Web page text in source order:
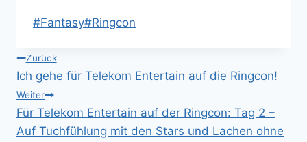
Schlagworte:
#Fantasy#Ringcon
Beitragsnavigation
Zurück
Ich gehe für Telekom Entertain auf die Ringcon!
Weiter
Für Telekom Entertain auf der Ringcon: Tag 2 –
Auf Tuchfühlung mit den Stars und Lachen ohne